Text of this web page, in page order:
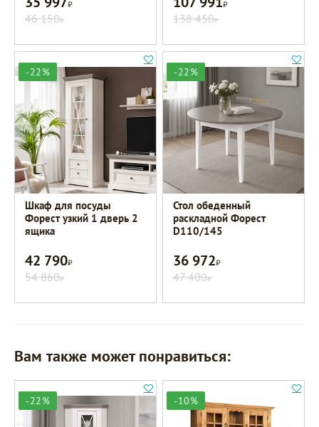
46 150Р 138 450Р
-22%
Шкаф для посуды
Форест узкий 1 дверь 2
ящика
42 790Р
54 860Р
-22%
Стол обеденный
раскладной Форест
D110/145
36 972Р
47 400Р
Вам также может понравиться:
-22% -10%